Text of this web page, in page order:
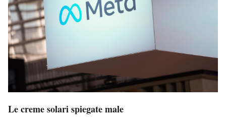
Le creme solari spiegate male